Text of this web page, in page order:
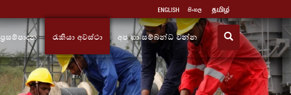
ප්‍රසම්පාදන රැකියා අවස්ථා අප හා සම්බන්ධ වන්න